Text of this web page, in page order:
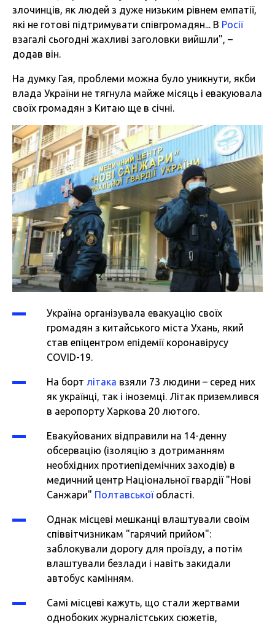
злочинців, як людей з дуже низьким рівнем емпатії,
які не готові підтримувати співгромадян... В Росії
взагалі сьогодні жахливі заголовки вийшли", –
додав він.
На думку Гая, проблеми можна було уникнути, якби
влада України не тягнула майже місяць і евакуювала
своїх громадян з Китаю ще в січні.
Україна організувала евакуацію своїх
громадян з китайського міста Ухань, який
став епіцентром епідемії коронавірусу
COVID-19.
На борт літака взяли 73 людини – серед них
як українці, так і іноземці. Літак приземлився
в аеропорту Харкова 20 лютого.
Евакуйованих відправили на 14-денну
обсервацію (ізоляцію з дотриманням
необхідних протиепідемічних заходів) в
медичний центр Національної гвардії "Нові
Санжари" Полтавськоїобласті.
Однак місцеві мешканці влаштували своїм
співвітчизникам "гарячий прийом":
заблокували дорогу для проїзду, а потім
влаштували безлади і навіть закидали
автобус камінням.
Самі місцеві кажуть, що стали жертвами
однобоких журналістських сюжетів,